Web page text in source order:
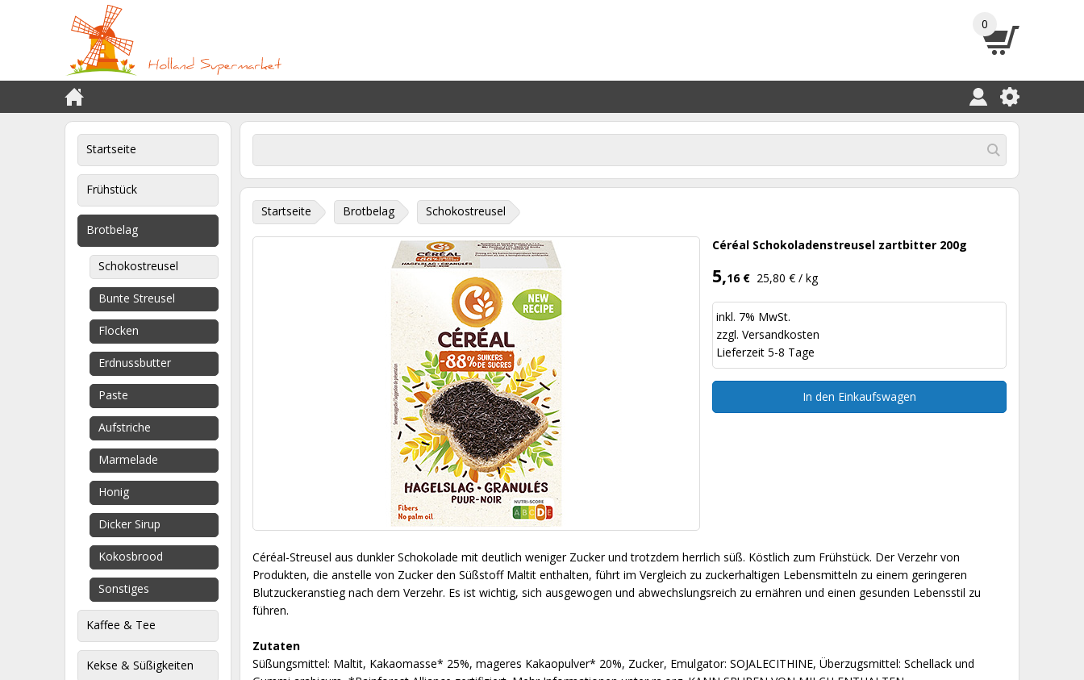
0
Startseite
Frühstück
Brotbelag
Schokostreusel
Bunte Streusel
Flocken
Erdnussbutter
Paste
Aufstriche
Marmelade
Honig
Dicker Sirup
Kokosbrood
Sonstiges
Kaffee & Tee
Kekse & Süßigkeiten
Startseite Brotbelag Schokostreusel
Céréal Schokoladenstreusel zartbitter 200g
5,16 € 25,80 € / kg
inkl. 7% MwSt.
zzgl. Versandkosten
Lieferzeit 5-8 Tage
In den Einkaufswagen
Céréal-Streusel aus dunkler Schokolade mit deutlich weniger Zucker und trotzdem herrlich süß. Köstlich zum Frühstück. Der Verzehr von
Produkten, die anstelle von Zucker den Süßstoff Maltit enthalten, führt im Vergleich zu zuckerhaltigen Lebensmitteln zu einem geringeren
Blutzuckeranstieg nach dem Verzehr. Es ist wichtig, sich ausgewogen und abwechslungsreich zu ernähren und einen gesunden Lebensstil zu
führen.
Zutaten
Süßungsmittel: Maltit, Kakaomasse* 25%, mageres Kakaopulver* 20%, Zucker, Emulgator: SOJALECITHINE, Überzugsmittel: Schellack und